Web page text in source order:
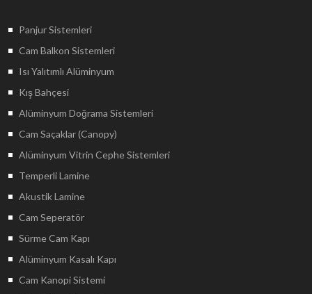
Panjur Sistemleri
Cam Balkon Sistemleri
Isı Yalıtımlı Alüminyum
Kış Bahçesi
Alüminyum Doğrama Sistemleri
Cam Saçaklar (Canopy)
Alüminyum Vitrin Cephe Sistemleri
Temperli Lamine
Akustik Lamine
Cam Seperatör
Sürme Cam Kapı
Alüminyum Kasalı Kapı
Cam Kanopi Sistemi